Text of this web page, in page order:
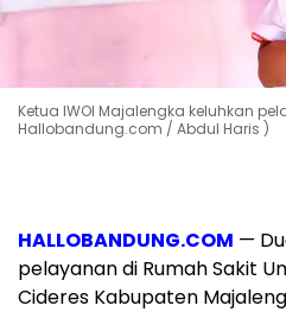
Ketua IWOI Majalengka keluhkan
Hallobandung.com / Abdul Haris )
HALLOBANDUNG.COM —
pelayanan di Rumah Sakit
Cideres Kabupaten